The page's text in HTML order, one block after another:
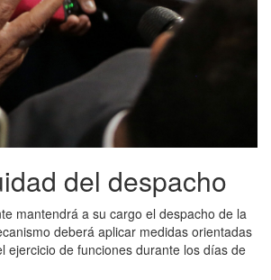
del despacho
mantendrá a su cargo el despacho de la
deberá aplicar medidas orientadas
ejercicio de funciones durante los días de